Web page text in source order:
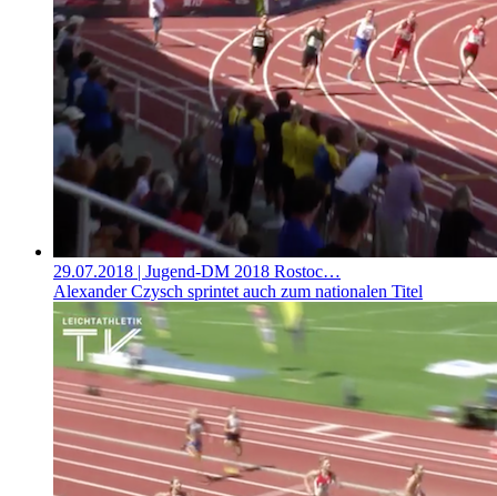
29.07.2018 | Jugend-DM 2018 Rostoc…
Alexander Czysch sprintet auch zum nationalen Titel